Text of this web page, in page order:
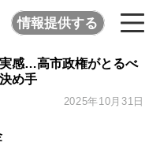
情報提供する
感…高市政権がとるべ
め手
2025年10月31日